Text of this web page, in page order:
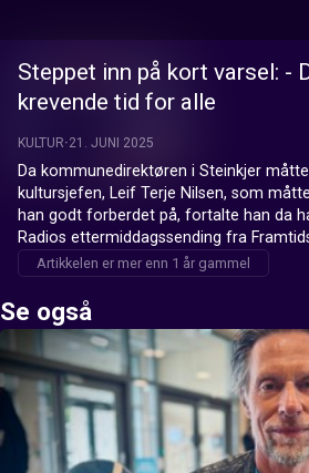
Steppet inn på kort varsel: -
krevende tid for alle
KULTUR 21. JUNI 2025
Da kommunedirektøren i Steinkjer
kultursjefen, Leif Terje Nilsen, som
han godt forberdet på, fortalte han da
Radios ettermiddagssending fra
Artikkelen er mer enn 1 år gammel
Se også